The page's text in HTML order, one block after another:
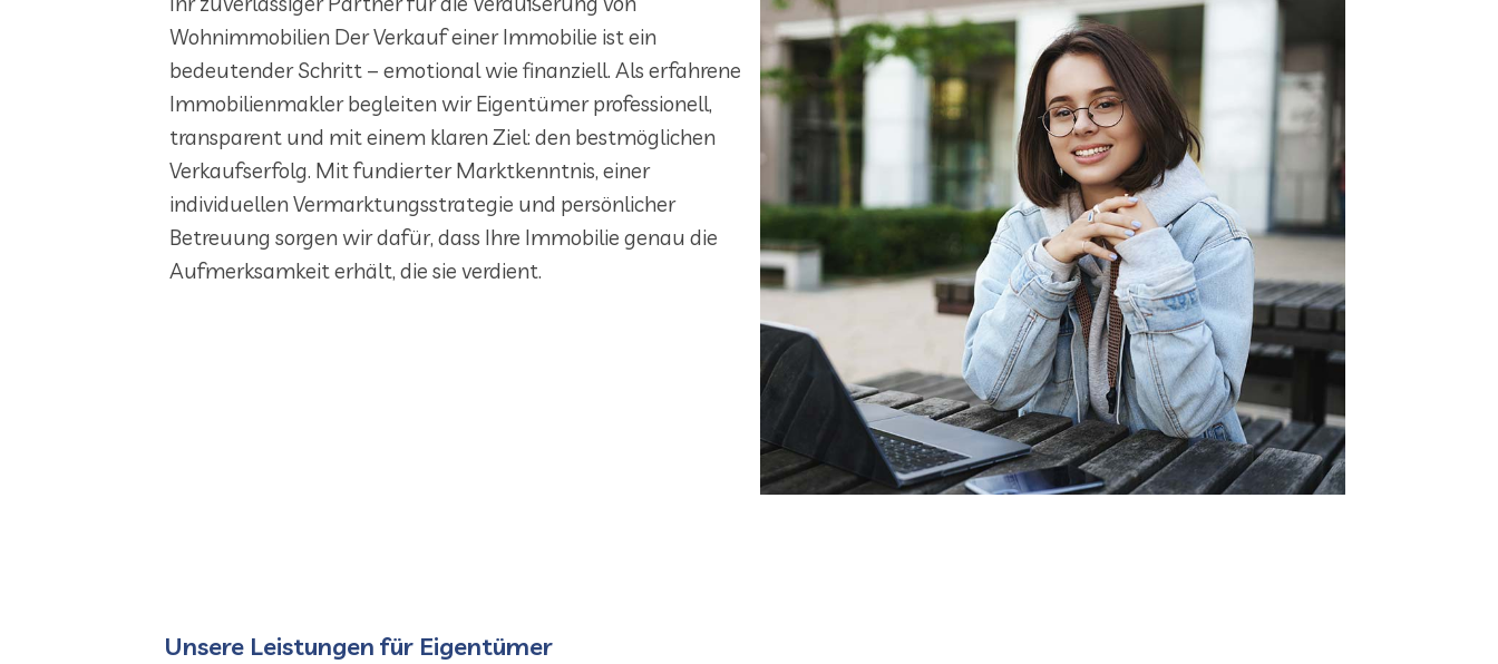
Wohnimmobilien Der Verkauf einer Immobilie ist ein
bedeutender Schritt – emotional wie finanziell. Als erfahrene
Immobilienmakler begleiten wir Eigentümer professionell,
transparent und mit einem klaren Ziel: den bestmöglichen
Verkaufserfolg. Mit fundierter Marktkenntnis, einer
individuellen Vermarktungsstrategie und persönlicher
Betreuung sorgen wir dafür, dass Ihre Immobilie genau die
Aufmerksamkeit erhält, die sie verdient.
Unsere Leistungen für Eigentümer